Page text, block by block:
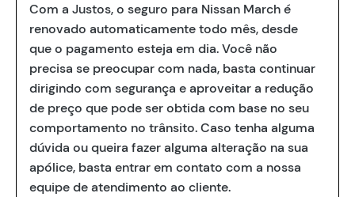
Com a Justos, o seguro para Nissan March é
renovado automaticamente todo mês, desde
que o pagamento esteja em dia. Você não
precisa se preocupar com nada, basta continuar
dirigindo com segurança e aproveitar a redução
de preço que pode ser obtida com base no seu
comportamento no trânsito. Caso tenha alguma
dúvida ou queira fazer alguma alteração na sua
apólice, basta entrar em contato com a nossa
equipe de atendimento ao cliente.